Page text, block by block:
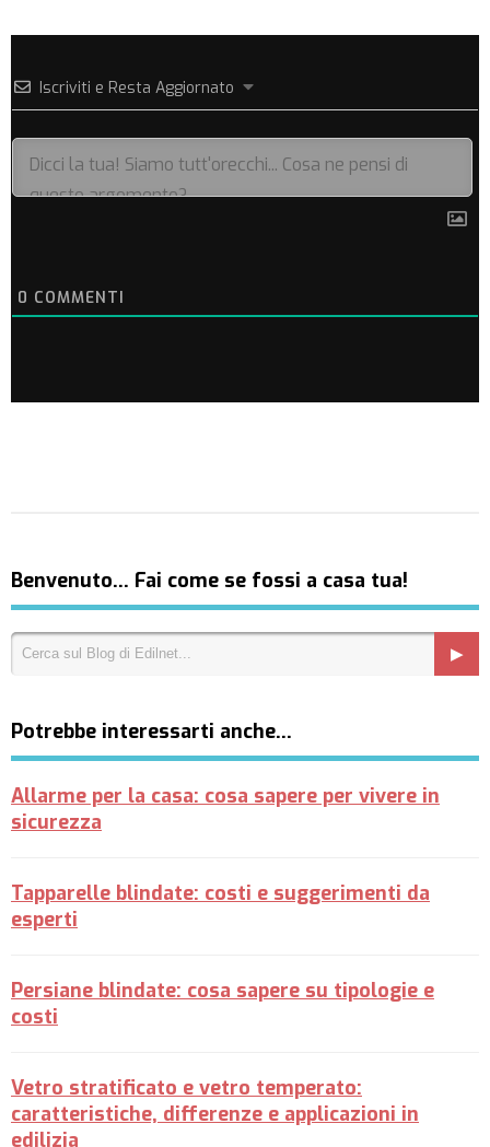
Iscriviti e Resta Aggiornato
0 COMMENTI
Benvenuto… Fai come se fossi a casa tua!
Potrebbe interessarti anche…
Allarme per la casa: cosa sapere per vivere in
sicurezza
Tapparelle blindate: costi e suggerimenti da
esperti
Persiane blindate: cosa sapere su tipologie e
costi
Vetro stratificato e vetro temperato:
caratteristiche, differenze e applicazioni in
edilizia